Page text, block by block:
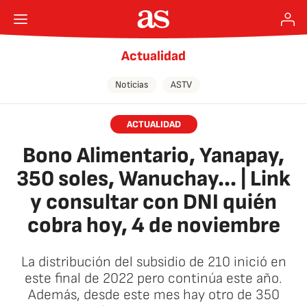
Actualidad
Noticias ASTV
ACTUALIDAD
Bono Alimentario, Yanapay,
350 soles, Wanuchay... | Link
y consultar con DNI quién
cobra hoy, 4 de noviembre
La distribución del subsidio de 210 inició en
este final de 2022 pero continúa este año.
Además, desde este mes hay otro de 350